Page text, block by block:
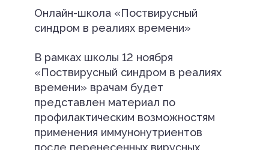
Онлайн-школа «Поствирусный
синдром в реалиях времени»
В рамках школы 12 ноября
«Поствирусный синдром в реалиях
времени» врачам будет
представлен материал по
профилактическим возможностям
применения иммунонутриентов
после перенесенных вирусных